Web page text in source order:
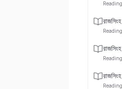
Reading
Reading
Reading
Reading